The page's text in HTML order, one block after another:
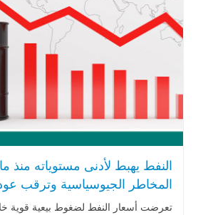
النفط يهبط لأدنى مستوياته منذ
المخاطر الجيوسياسية وترقب
مضيق هرمز
تعرضت أسعار النفط لضغوط بيعية قوية